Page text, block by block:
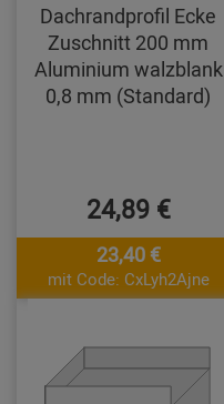
Dachrandprofil Ecke
Zuschnitt 200 mm
Aluminium walzblank
0,8 mm (Standard)
24,89 €
23,40 €
mit Code: CxLyh2Ajne